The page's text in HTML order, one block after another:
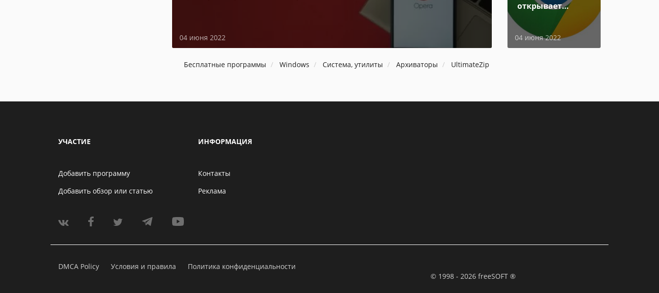
04 июня 2022
открывает
04 июня 2022
Бесплатные программы Windows Система, утилиты Архиваторы UltimateZip
УЧАСТИЕ
Добавить программу
Добавить обзор или статью
ИНФОРМАЦИЯ
Контакты
Реклама
DMCA Policy Условия и правила
Политика конфиденциальности
© 1998 - 2026 freeSOFT ®